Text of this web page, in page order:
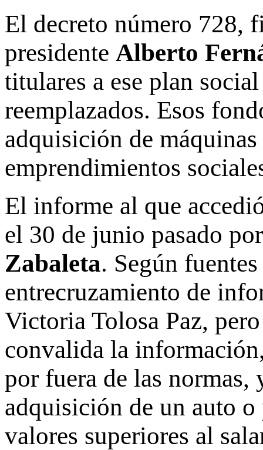
El decreto número 728,
presidente Alberto
titulares a ese plan
reemplazados. Esos
adquisición de
emprendimientos
El informe al que
el 30 de junio pasado
Zabaleta. Según
entrecruzamiento de
Victoria Tolosa Paz,
convalida la
por fuera de las normas,
adquisición de un auto
valores superiores al